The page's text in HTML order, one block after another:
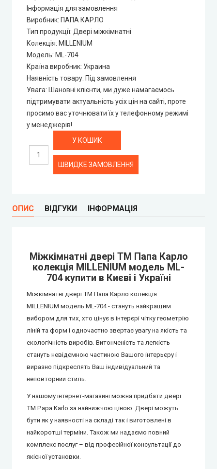
City Line Express
Syndicate Doors (Сіндікат Дорс)
STDM
Gorgania (Горганія)
Verto (Верто)
EcoDoors (Екодорс)
Інформація для замовлення
Виробник: ПАПА КАРЛО
Тип продукції: Двері міжкімнатні
Колекція: MILLENIUM
Модель: ML-704
Країна виробник: Украина
Наявність товару: Під замовлення
Увага: Шановні клієнти, ми дуже намагаємось
підтримувати актуальність усіх цін на сайті, проте
просимо вас уточнювати їх у телефонному режимі
у менеджерів!
ШВИДКЕ ЗАМОВЛЕННЯ
ОПИС ВІДГУКИ ІНФОРМАЦІЯ
Міжкімнатні двері ТМ Папа Карло
колекція MILLENIUM модель ML-
704 купити в Києві і Україні
Міжкімнатні двері ТМ Папа Карло колекція
MILLENIUM модель ML-704 - стануть найкращим
вибором для тих, хто цінує в інтерєрі чітку геометрію
ліній та форм і одночастно звертає увагу на якість та
екологічність виробів. Витонченість та легкість
стануть невідємною частиною Вашого інтерьєру і
виразно підкреслять Ваш індивідуальний та
неповторний стиль.
У нашому інтернет-магазині можна придбати двері
ТМ Papa Karlo за найнижчою ціною. Двері можуть
бути як у наявності на складі так і виготовлені в
найкоротші терміни. Також ми надаємо повний
комплекс послуг – від професійної консультації до
якісної установки.